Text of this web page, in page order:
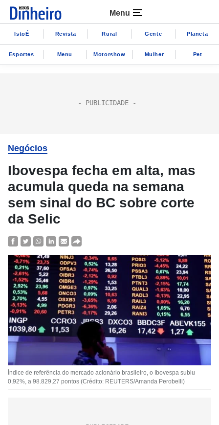
Menu
IstoÉ Revista Rural Gente Planeta
Esportes Menu Motorshow Mulher Pet
Negócios
Ibovespa fecha em alta, mas
acumula queda na semana
sem sinal do BC sobre corte
da Selic
Índice de referência do mercado acionário brasileiro, o Ibovespa subiu
0,92%, a 98.829,27 pontos (Crédito: REUTERS/Amanda Perobelli)